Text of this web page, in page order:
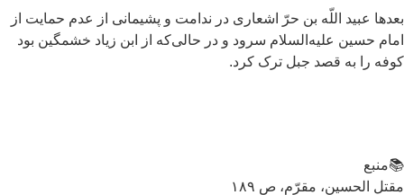
عبید اللّه بن حرّ اشعاری در ندامت و پشیمانی از عدم حمایت از
حسین علیه‌السلام سرود و در حالی‌که از ابن زیاد خشمگین بود
را به قصد جبل ترک کرد.
الحسین، مقرّم، ص ۱۸۹